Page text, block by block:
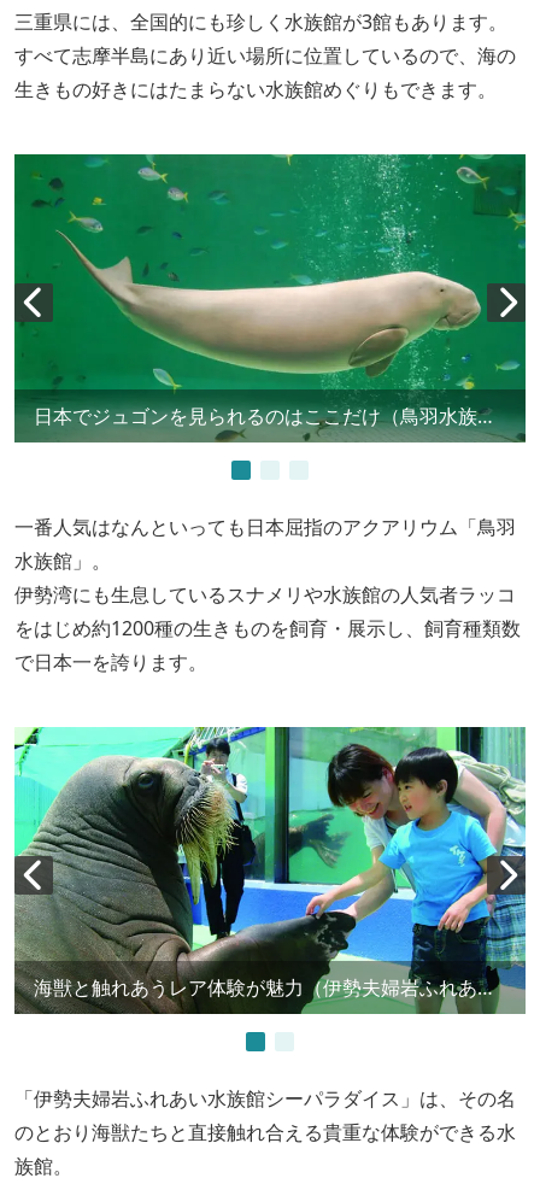
三重県には、全国的にも珍しく水族館が3館もあります。
すべて志摩半島にあり近い場所に位置しているので、海の
生きもの好きにはたまらない水族館めぐりもできます。
日本でジュゴンを見られるのはここだけ（鳥羽水族館）
一番人気はなんといっても日本屈指のアクアリウム「鳥羽
水族館」。
伊勢湾にも生息しているスナメリや水族館の人気者ラッコ
をはじめ約1200種の生きものを飼育・展示し、飼育種類数
で日本一を誇ります。
海獣と触れあうレア体験が魅力（伊勢夫婦岩ふれあい水族館シーパラダイス）
「伊勢夫婦岩ふれあい水族館シーパラダイス」は、その名
のとおり海獣たちと直接触れ合える貴重な体験ができる水
族館。